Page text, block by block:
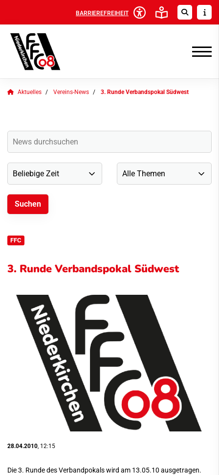
BARRIEREFREIHEIT
Aktuelles Vereins-News 3. Runde Verbandspokal Südwest
FFC
3. Runde Verbandspokal Südwest
28.04.2010 , 12:15
Die 3. Runde des Verbandpokals wird am 13.05.10 ausgetragen.